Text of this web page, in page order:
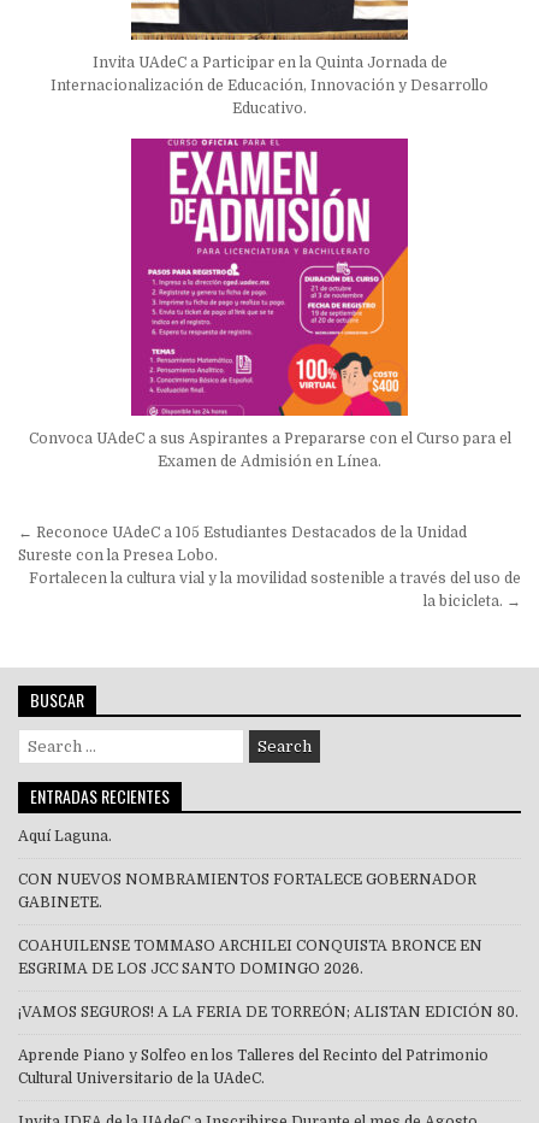
Invita UAdeC a Participar en la Quinta Jornada de
Internacionalización de Educación, Innovación y Desarrollo
Educativo.
Convoca UAdeC a sus Aspirantes a Prepararse con el Curso para el
Examen de Admisión en Línea.
Navegación
de
entradas
← Reconoce UAdeC a 105 Estudiantes Destacados de la Unidad
Sureste con la Presea Lobo.
Fortalecen la cultura vial y la movilidad sostenible a través del uso de
la bicicleta. →
BUSCAR
Search
for:
ENTRADAS RECIENTES
Aquí Laguna.
CON NUEVOS NOMBRAMIENTOS FORTALECE GOBERNADOR
GABINETE.
COAHUILENSE TOMMASO ARCHILEI CONQUISTA BRONCE EN
ESGRIMA DE LOS JCC SANTO DOMINGO 2026.
¡VAMOS SEGUROS! A LA FERIA DE TORREÓN; ALISTAN EDICIÓN 80.
Aprende Piano y Solfeo en los Talleres del Recinto del Patrimonio
Cultural Universitario de la UAdeC.